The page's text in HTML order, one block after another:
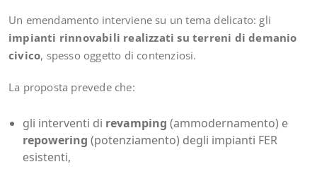
Un emendamento interviene su un tema delicato: gli
impianti rinnovabili realizzati su terreni di demanio
civico, spesso oggetto di contenziosi.
La proposta prevede che:
gli interventi di revamping (ammodernamento) e
repowering (potenziamento) degli impianti FER
esistenti,